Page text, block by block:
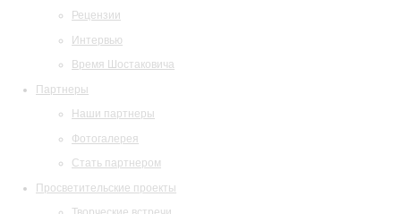
Рецензии
Интервью
Время Шостаковича
Партнеры
Наши партнеры
Фотогалерея
Стать партнером
Просветительские проекты